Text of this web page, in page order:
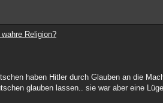
wahre Religion?
haben Hitler durch Glauben an die
glauben lassen.. sie war aber eine